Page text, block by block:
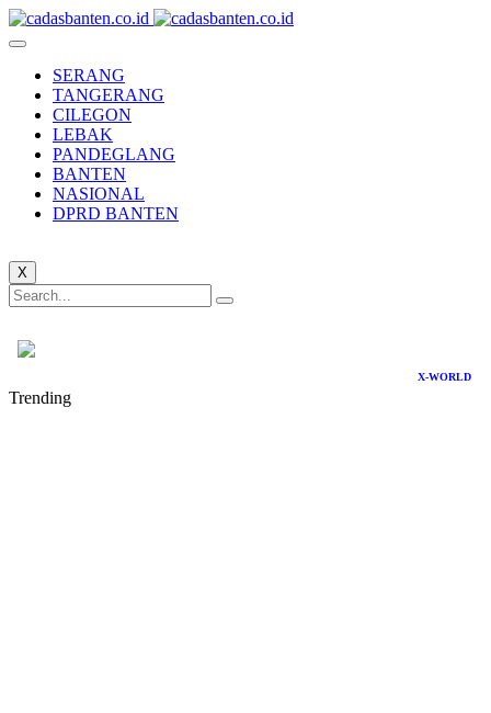
SERANG
TANGERANG
CILEGON
LEBAK
PANDEGLANG
BANTEN
NASIONAL
DPRD BANTEN
X
X-WORLD
Trending